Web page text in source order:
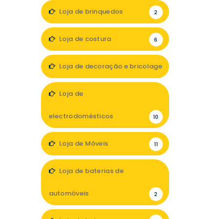
Loja de brinquedos 2
Loja de costura 6
Loja de decoração e bricolage
Loja de
electrodomésticos 10
Loja de Móveis 11
Loja de baterias de
automóveis 2